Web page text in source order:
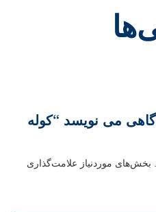
می نویسد “کوله
بخش‌های موردنیاز علامت‌گذاری